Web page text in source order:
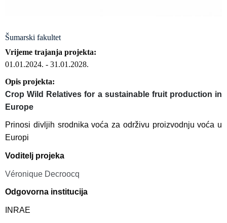
Šumarski fakultet
Vrijeme trajanja projekta
01.01.2024. - 31.01.2028.
Opis projekta
Crop Wild Relatives for a sustainable fruit production in
Europe
Prinosi divljih srodnika voća za održivu proizvodnju voća u
Europi
Voditelj projeka
Véronique Decroocq
Odgovorna institucija
INRAE